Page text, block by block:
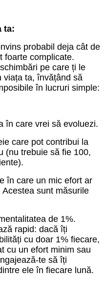
ta:
probabil deja cât de
foarte complicate.
pe care ți le
viața ta, învățând să
în lucruri simple:
care vrei să evoluezi.
care pot contribui la
(nu trebuie să fie 100,
în care un mic efort ar
sunt măsurile
de 1%.
rapid: dacă îți
cu doar 1% fiecare,
cu un efort minim sau
te să îți
ele în fiecare lună.